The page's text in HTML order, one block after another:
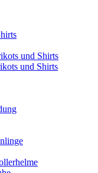
und Shirts
und Shirts